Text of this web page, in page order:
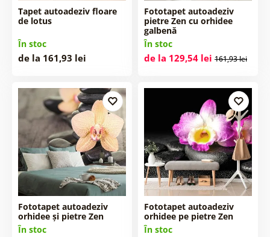
Tapet autoadeziv floare
de lotus
În stoc
de la 161,93 lei
Fototapet autoadeziv
pietre Zen cu orhidee
galbenă
În stoc
de la 129,54 lei 161,93 lei
Fototapet autoadeziv
orhidee și pietre Zen
În stoc
Fototapet autoadeziv
orhidee pe pietre Zen
În stoc